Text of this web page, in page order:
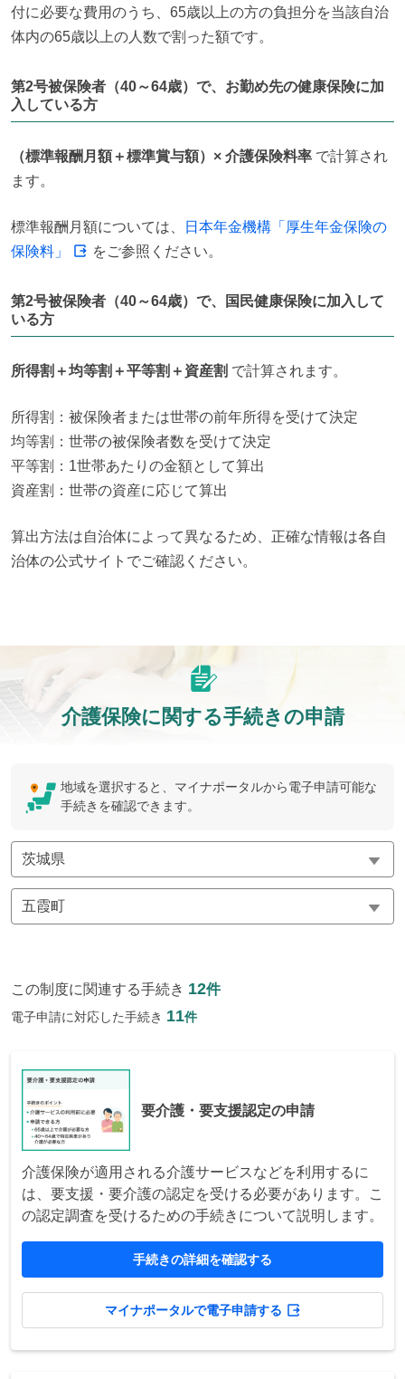
付に必要な費用のうち、65歳以上の方の負担分を当該自治
体内の65歳以上の人数で割った額です。
第2号被保険者（40～64歳）で、お勤め先の健康保険に加
入している方
（標準報酬月額＋標準賞与額）× 介護保険料率 で計算され
ます。
標準報酬月額については、
日本年金機構「厚生年金保険の
保険料」
をご参照ください。
第2号被保険者（40～64歳）で、国民健康保険に加入して
いる方
所得割＋均等割＋平等割＋資産割 で計算されます。
所得割：被保険者または世帯の前年所得を受けて決定
均等割：世帯の被保険者数を受けて決定
平等割：1世帯あたりの金額として算出
資産割：世帯の資産に応じて算出
算出方法は自治体によって異なるため、正確な情報は各自
治体の公式サイトでご確認ください。
介護保険に関する手続きの申請
地域を選択すると、マイナポータルから電子申請可能な
手続きを確認できます。
この制度に関連する手続き 12件
電子申請に対応した手続き 11件
要介護・要支援認定の申請
介護保険が適用される介護サービスなどを利用するに
は、要支援・要介護の認定を受ける必要があります。こ
の認定調査を受けるための手続きについて説明します。
手続きの詳細を確認する
マイナポータルで電子申請する